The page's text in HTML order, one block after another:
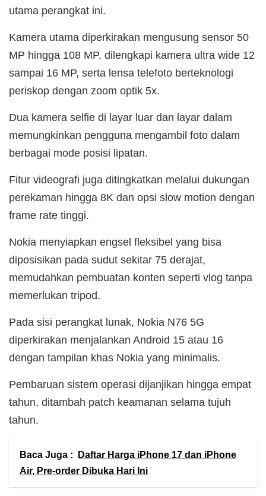
utama perangkat ini.
Kamera utama diperkirakan mengusung sensor 50
MP hingga 108 MP, dilengkapi kamera ultra wide 12
sampai 16 MP, serta lensa telefoto berteknologi
periskop dengan zoom optik 5x.
Dua kamera selfie di layar luar dan layar dalam
memungkinkan pengguna mengambil foto dalam
berbagai mode posisi lipatan.
Fitur videografi juga ditingkatkan melalui dukungan
perekaman hingga 8K dan opsi slow motion dengan
frame rate tinggi.
Nokia menyiapkan engsel fleksibel yang bisa
diposisikan pada sudut sekitar 75 derajat,
memudahkan pembuatan konten seperti vlog tanpa
memerlukan tripod.
Pada sisi perangkat lunak, Nokia N76 5G
diperkirakan menjalankan Android 15 atau 16
dengan tampilan khas Nokia yang minimalis.
Pembaruan sistem operasi dijanjikan hingga empat
tahun, ditambah patch keamanan selama tujuh
tahun.
Baca Juga :
Daftar Harga iPhone 17 dan iPhone
Air, Pre-order Dibuka Hari Ini